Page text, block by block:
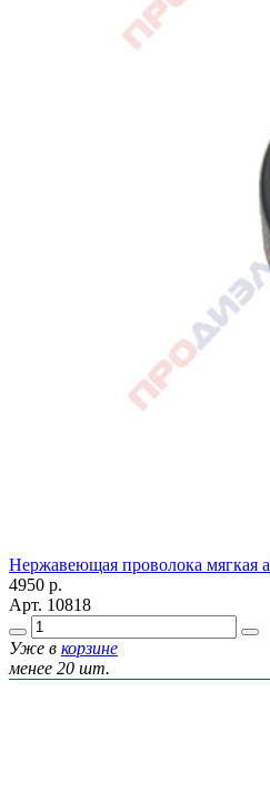
Нержавеющая проволока мягкая
4950 р.
Арт. 10818
Уже в корзине
менее 20 шт.